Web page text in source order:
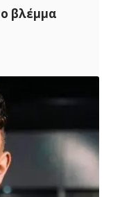
βλέμμα